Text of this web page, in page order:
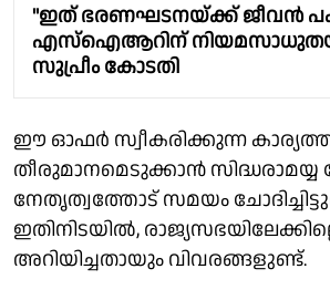
"ഇത് ഭരണഘടനയ്ക്ക് ജീവൻ
എസ്ഐആറിന്
സുപ്രീം കോടതി
ഈ ഓഫര്‍ സ്വീകരിക്കുന്ന
തീരുമാനമെടുക്കാന്‍ സിദ്ധരാമയ്യ
നേതൃത്വത്തോട് സമയം
ഇതിനിടയില്‍,
അറിയിച്ചതായും വിവരങ്ങളുണ്ട്.